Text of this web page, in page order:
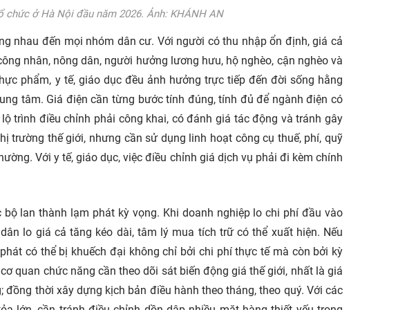
ở Hà Nội đầu năm 2026. Ảnh: KHÁNH AN
nhau đến mọi nhóm dân cư. Với người có thu nhập ổn định, giá cả
nhân, nông dân, người hưởng lương hưu, hộ nghèo, cận nghèo và
phẩm, y tế, giáo dục đều ảnh hưởng trực tiếp đến đời sống hằng
tâm. Giá điện cần từng bước tính đúng, tính đủ để ngành điện có
trình điều chỉnh phải công khai, có đánh giá tác động và tránh gây
trường thế giới, nhưng cần sử dụng linh hoạt công cụ thuế, phí, quỹ
Với y tế, giáo dục, việc điều chỉnh giá dịch vụ phải đi kèm chính
lan thành lạm phát kỳ vọng. Khi doanh nghiệp lo chi phí đầu vào
lo giá cả tăng kéo dài, tâm lý mua tích trữ có thể xuất hiện. Nếu
có thể bị khuếch đại không chỉ bởi chi phí thực tế mà còn bởi kỳ
quan chức năng cần theo dõi sát biến động giá thế giới, nhất là giá
thời xây dựng kịch bản điều hành theo tháng, theo quý. Với các